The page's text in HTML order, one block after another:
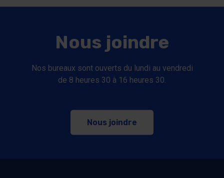
Nous joindre
Nos bureaux sont ouverts du lundi au vendredi
de 8 heures 30 à 16 heures 30.
Nous joindre